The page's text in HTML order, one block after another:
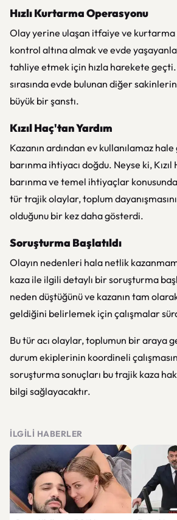
Hızlı Kurtarma Operasyonu
Olay yerine ulaşan itfaiye ve kurtarma
kontrol altına almak ve evde
tahliye etmek için hızla harekete geçti.
sırasında evde bulunan diğer
büyük bir şanstı.
Kızıl Haç'tan Yardım
Kazanın ardından ev kullanılamaz
barınma ihtiyacı doğdu. Neyse ki,
barınma ve temel ihtiyaçlar konusunda
tür trajik olaylar, toplum
olduğunu bir kez daha gösterdi.
Soruşturma Başlatıldı
Olayın nedenleri hala netlik
kaza ile ilgili detaylı bir soruşturma
neden düştüğünü ve kazanın tam
geldiğini belirlemek için çalışmalar
Bu tür acı olaylar, toplumun bir araya
durum ekiplerinin koordineli
soruşturma sonuçları bu trajik kaza
bilgi sağlayacaktır.
İLGILI HABERLER